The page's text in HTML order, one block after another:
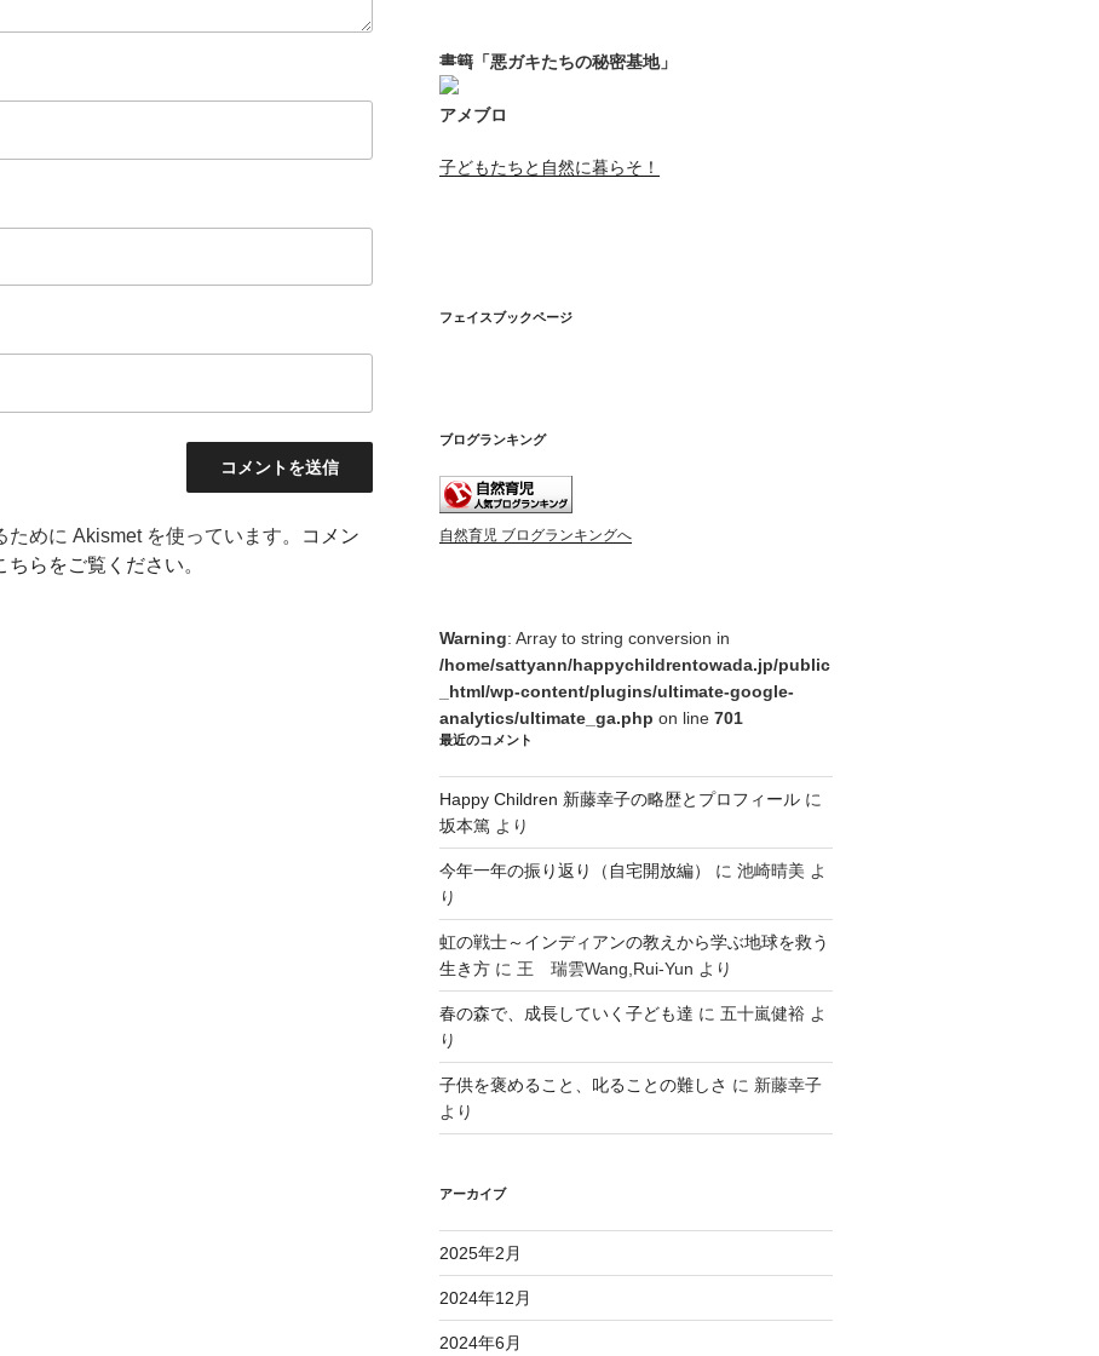
めに Akismet を使っています。
コメン
ちらをご覧ください。
書籍「悪ガキたちの秘密基地」
アメブロ
子どもたちと自然に暮らそ！
フェイスブックページ
ブログランキング
自然育児 ブログランキングへ
Warning: Array to string conversion in
/home/sattyann/happychildrentowada.jp/public
_html/wp-content/plugins/ultimate-google-
analytics/ultimate_ga.php on line 701
最近のコメント
Happy Children 新藤幸子の略歴とプロフィールに
坂本篤 より
今年一年の振り返り（自宅開放編） に 池崎晴美 よ
り
虹の戦士～インディアンの教えから学ぶ地球を救う
生き方に 王 瑞雲Wang,Rui-Yun より
春の森で、成長していく子ども達 に 五十嵐健裕よ
り
子供を褒めること、叱ることの難しさ に 新藤幸子
より
アーカイブ
2025年2月
2024年12月
2024年6月